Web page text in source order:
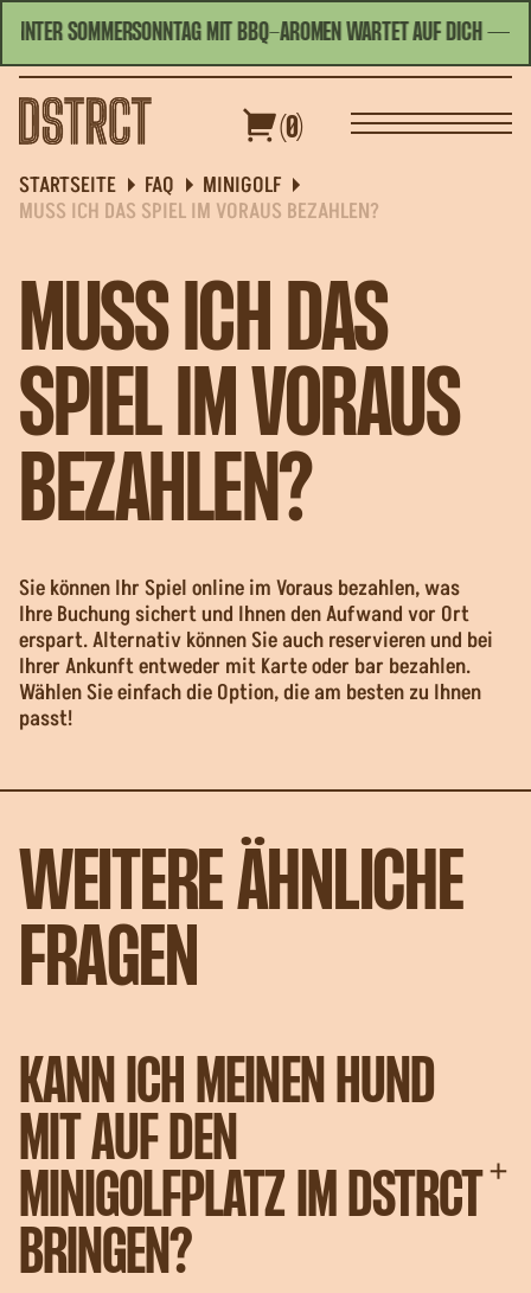
SOMMERSONNTAG MIT BBQ-AROMEN WARTET AUF DICH—
HEUTE GEÖFFNET | 09:00 - 22:30 DEUTSCH
GUTSCHEINE SPEZIALANGEBOTE
(0)
STARTSEITE FAQ
MINIGOLF
MUSS ICH DAS SPIEL IM VORAUS BEZAHLEN?
MUSS ICH DAS
SPIEL IM VORAUS
BEZAHLEN?
Sie können Ihr Spiel online im Voraus bezahlen, was
Ihre Buchung sichert und Ihnen den Aufwand vor Ort
erspart. Alternativ können Sie auch reservieren und bei
Ihrer Ankunft entweder mit Karte oder bar bezahlen.
Wählen Sie einfach die Option, die am besten zu Ihnen
passt!
WEITERE ÄHNLICHE
FRAGEN
KANN ICH MEINEN HUND
MIT AUF DEN
MINIGOLFPLATZ IM DSTRCT
BRINGEN?